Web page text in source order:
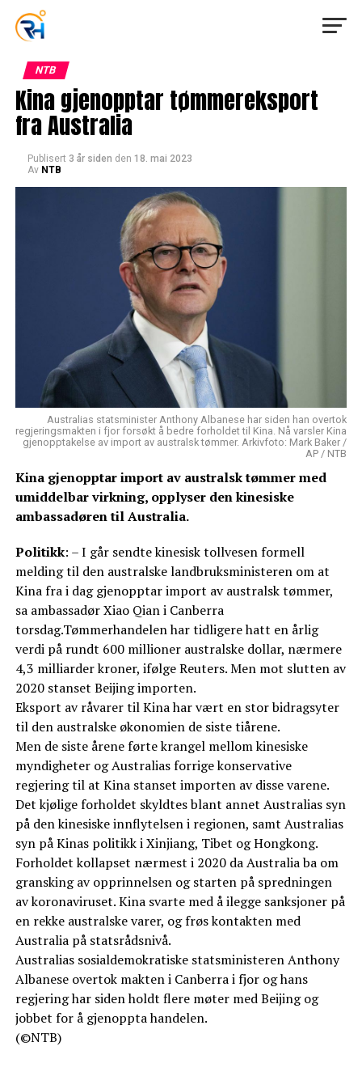
NTB
Kina gjenopptar tømmereksport
fra Australia
Publisert 3 år siden den 18. mai 2023
Av NTB
Australias statsminister Anthony Albanese har siden han overtok
regjeringsmakten i fjor forsøkt å bedre forholdet til Kina. Nå varsler Kina
gjenopptakelse av import av australsk tømmer. Arkivfoto: Mark Baker /
AP / NTB
Kina gjenopptar import av australsk tømmer med
umiddelbar virkning, opplyser den kinesiske
ambassadøren til Australia.
Politikk: – I går sendte kinesisk tollvesen formell
melding til den australske landbruksministeren om at
Kina fra i dag gjenopptar import av australsk tømmer,
sa ambassadør Xiao Qian i Canberra
torsdag.Tømmerhandelen har tidligere hatt en årlig
verdi på rundt 600 millioner australske dollar, nærmere
4,3 milliarder kroner, ifølge Reuters. Men mot slutten av
2020 stanset Beijing importen.
Eksport av råvarer til Kina har vært en stor bidragsyter
til den australske økonomien de siste tiårene.
Men de siste årene førte krangel mellom kinesiske
myndigheter og Australias forrige konservative
regjering til at Kina stanset importen av disse varene.
Det kjølige forholdet skyldtes blant annet Australias syn
på den kinesiske innflytelsen i regionen, samt Australias
syn på Kinas politikk i Xinjiang, Tibet og Hongkong.
Forholdet kollapset nærmest i 2020 da Australia ba om
gransking av opprinnelsen og starten på spredningen
av koronaviruset. Kina svarte med å ilegge sanksjoner på
en rekke australske varer, og frøs kontakten med
Australia på statsrådsnivå.
Australias sosialdemokratiske statsministeren Anthony
Albanese overtok makten i Canberra i fjor og hans
regjering har siden holdt flere møter med Beijing og
jobbet for å gjenoppta handelen.
(©NTB)